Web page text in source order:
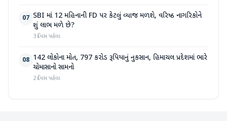
07 SBI માં 12 મહિનાની FD પર કેટલું વ્યાજ મળશે, વરિષ્ઠ નાગરિકોને
શું લાભ મળે છે?
3 દિવસ પહેલા
08 142 લોકોના મોત, 797 કરોડ રૂપિયાનું નુકસાન, હિમાચલ પ્રદેશમાં ભારે
ચોમાસાનો સામનો
2 દિવસ પહેલા